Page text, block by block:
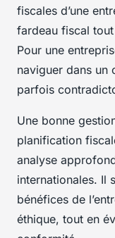
fiscales d’une
fardeau fiscal
Pour une
naviguer dans un
parfois
Une bonne
planification
analyse
internationales. Il
bénéfices de
éthique, tout en